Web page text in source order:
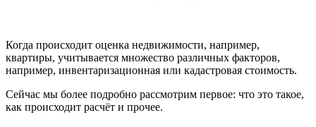
Когда происходит оценка недвижимости, например,
квартиры, учитывается множество различных факторов,
например, инвентаризационная или кадастровая стоимость.
Сейчас мы более подробно рассмотрим первое: что это такое,
как происходит расчёт и прочее.